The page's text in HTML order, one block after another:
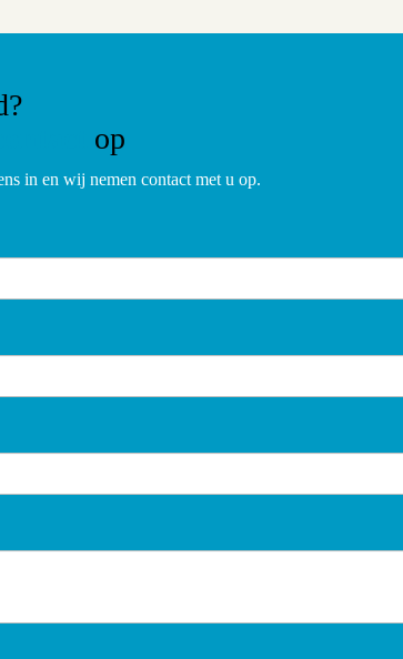
op
in en wij nemen contact met u op.